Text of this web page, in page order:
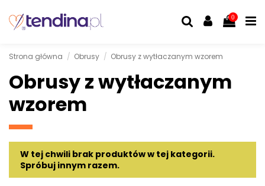
0
Strona główna Obrusy Obrusy z wytłaczanym wzorem
Obrusy z wytłaczanym
wzorem
W tej chwili brak produktów w tej kategorii.
Spróbuj innym razem.